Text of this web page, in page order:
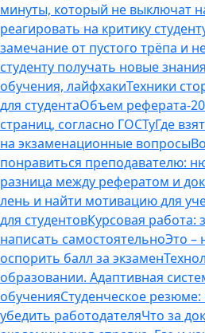
минуты, который не выключат
реагировать на критику
замечание от пустого трёпа и
студенту получать новые
обучения, лайфхакиТехники
для студентаОбъем реферата-
страниц, согласно ГОСТуГде
на экзаменационные вопросы
понравиться преподавателю:
разница между рефератом и
лень и найти мотивацию для
для студентовКурсовая работа:
написать самостоятельноЭто –
оспорить балл за экзамен
образовании. Адаптивная
обученияСтуденческое резюме:
убедить работодателяЧто за